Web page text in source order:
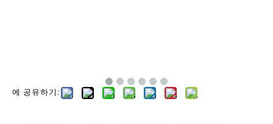
에 공유하기: